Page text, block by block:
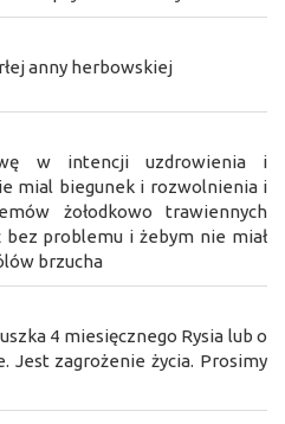
anny herbowskiej
w intencji uzdrowienia i
mial biegunek i rozwolnienia i
żołodkowo trawiennych
bez problemu i żebym nie miał
brzucha
4 miesięcznego Rysia lub o
Jest zagrożenie życia. Prosimy